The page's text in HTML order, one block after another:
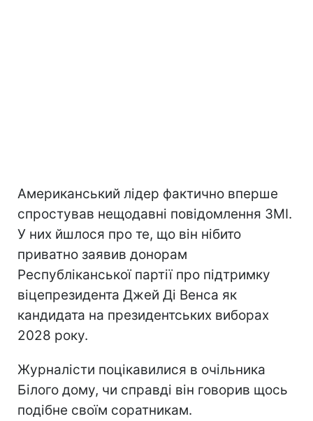
Американський лідер фактично вперше
спростував нещодавні повідомлення ЗМІ.
У них йшлося про те, що він нібито
приватно заявив донорам
Республіканської партії про підтримку
віцепрезидента Джей Ді Венса як
кандидата на президентських виборах
2028 року.
Журналісти поцікавилися в очільника
Білого дому, чи справді він говорив щось
подібне своїм соратникам.